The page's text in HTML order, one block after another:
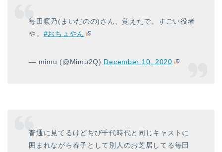
毎田暖乃(まいだのの)さん、覚えたで。すごい役者
や。 #おちょやん
— mimu (@Mimu2Q) December 10, 2020
普通に見てるけどちび千代時代と同じキャストに
囲まれながら春子として別人のお芝居してる毎田